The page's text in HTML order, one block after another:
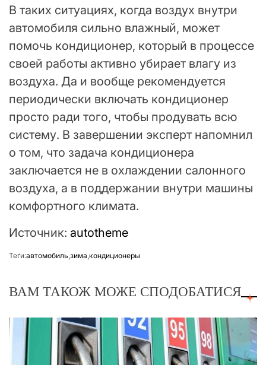
В таких ситуациях, когда воздух внутри
автомобиля сильно влажный, может
помочь кондиционер, который в процессе
своей работы активно убирает влагу из
воздуха. Да и вообще рекомендуется
периодически включать кондиционер
просто ради того, чтобы продувать всю
систему. В завершении эксперт напомнил
о том, что задача кондиционера
заключается не в охлаждении салонного
воздуха, а в поддержании внутри машины
комфортного климата.
Источник: autotheme
Теґи:автомобиль зима кондиционеры
ВАМ ТАКОЖ МОЖЕ СПОДОБАТИСЯ